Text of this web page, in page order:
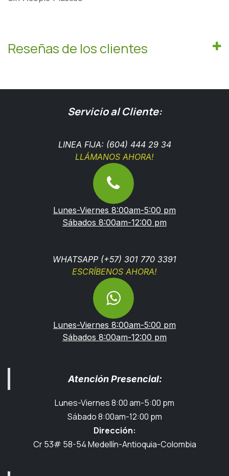
Reseñas de los clientes
Servicio al Cliente:
LINEA FIJA: (604) 444 29 34
LLÁMANOS AHORA!
Lunes-Viernes 8:00am-5:00 pm
Sábados 8:00am-12:00 pm
WHATSAPP (+57) 301 770 3391
ESCRÍBENOS AHORA!
Lunes-Viernes 8:00am-5:00 pm
Sábados 8:00am-12:00 pm
Atención Presencial:
Lunes-Viernes 8:00 am-5:00 pm
Sábado 8:00am-12:00 pm
Dirección:
Cr 53# 58-54 Medellín-Antioquia-Colombia